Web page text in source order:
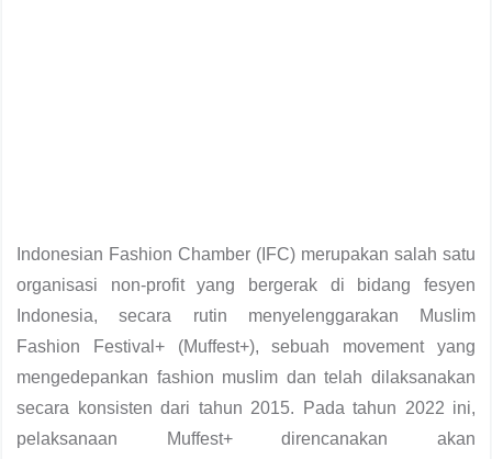
Indonesian Fashion Chamber (IFC) merupakan salah satu
organisasi non-profit yang bergerak di bidang fesyen
Indonesia, secara rutin menyelenggarakan Muslim
Fashion Festival+ (Muffest+), sebuah movement yang
mengedepankan fashion muslim dan telah dilaksanakan
secara konsisten dari tahun 2015. Pada tahun 2022 ini,
pelaksanaan Muffest+ direncanakan akan